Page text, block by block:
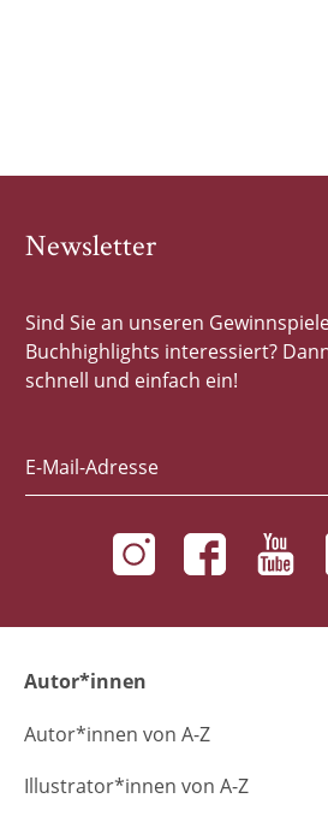
Newsletter
Sind Sie an unseren
Buchhighlights interessiert?
schnell und einfach ein!
E-Mail-Adresse
Autor*innen
Autor*innen von A-Z
Illustrator*innen von A-Z